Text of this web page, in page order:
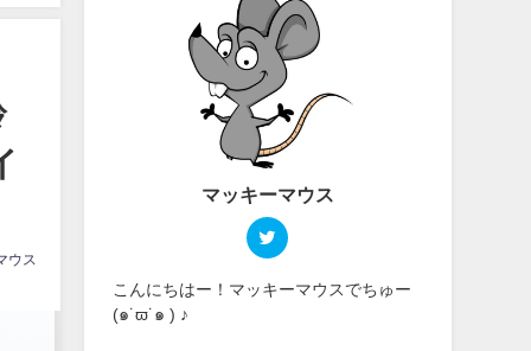
ウス
マッキーマウス
こんにちはー！マッキーマウスでちゅー
(๑˙ϖ˙๑ ) ♪